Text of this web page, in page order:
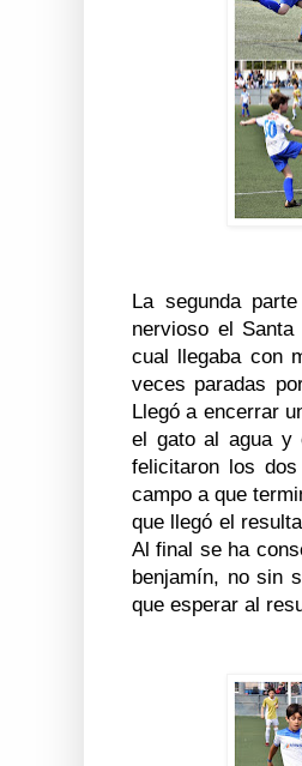
La segunda
nervioso el
cual llegaba con
veces paradas
Llegó a encerrar
el gato al agua y
felicitaron los
campo a que
que llegó el
Al final se ha
benjamín, no sin
que esperar al